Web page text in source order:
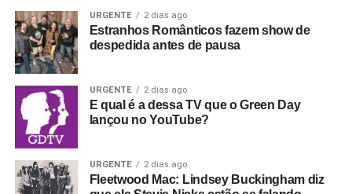
criada para ajudar a custear o tratamento de Finch.
Não foi só isso que tornou o filme uma lenda: Whitehead
não fez um simples filme-concerto e decidiu dar – por
conta própria – dimensões políticas ao Joy Division.
Ele enquadrou o Joy Division como uma resposta ao
clima social britânico do fim dos anos 1970, à ascensão
URGENTE 2 dias ago
Estranhos Românticos fazem show de
despedida antes de pausa
URGENTE 2 dias ago
E qual é a dessa TV que o Green Day
lançou no YouTube?
URGENTE 2 dias ago
Fleetwood Mac: Lindsey Buckingham diz